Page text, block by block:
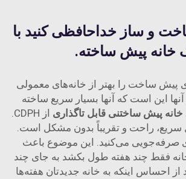
و ساز خداحافظی کنید با
خانه پیش ساخته.
پیش ساخت را بهتر از خانه‌های معمولی
این است که آنها بسیار سریع ساخته
خانه پیش ساختنی قابل تاگذاری
از CDPH.
سریع، راحت و تقریباً بدون مشکل است.
صرفه‌جویی می‌کنید. این موضوع باعث
فقط چند هفته طول بکشد به جای چند
از احساس اینکه به خانه جدیدتان هفته‌ها